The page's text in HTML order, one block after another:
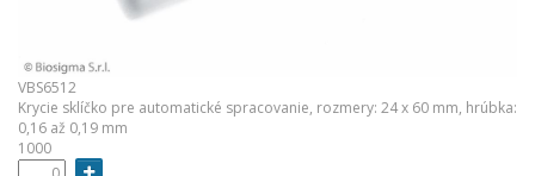
VBS6512
Krycie sklíčko pre automatické spracovanie, rozmery: 24 x 60 mm, hrúbka:
0,16 až 0,19 mm
1000